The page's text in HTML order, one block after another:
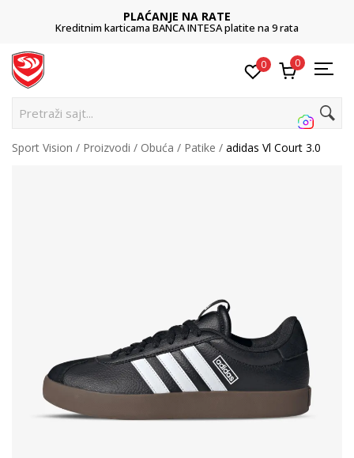
PLAĆANJE NA RATE
Kreditnim karticama BANCA INTESA platite na 9 rata
0 0
Pretraži sajt...
Sport Vision Proizvodi Obuća Patike adidas Vl Court 3.0